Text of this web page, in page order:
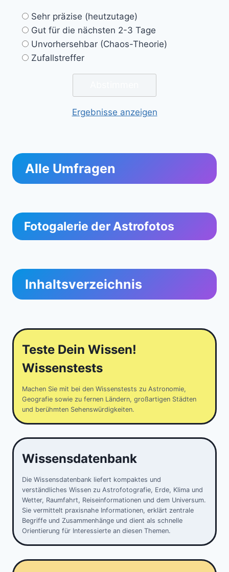
Sehr präzise (heutzutage)
Gut für die nächsten 2-3 Tage
Unvorhersehbar (Chaos-Theorie)
Zufallstreffer
Ergebnisse anzeigen
Alle Umfragen
Fotogalerie der Astrofotos
Inhaltsverzeichnis
Teste Dein Wissen!
Wissenstests
Machen Sie mit bei den Wissenstests zu Astronomie,
Geografie sowie zu fernen Ländern, großartigen Städten
und berühmten Sehenswürdigkeiten.
Wissensdatenbank
Die Wissensdatenbank liefert kompaktes und
verständliches Wissen zu Astrofotografie, Erde, Klima und
Wetter, Raumfahrt, Reiseinformationen und dem Universum.
Sie vermittelt praxisnahe Informationen, erklärt zentrale
Begriffe und Zusammenhänge und dient als schnelle
Orientierung für Interessierte an diesen Themen.